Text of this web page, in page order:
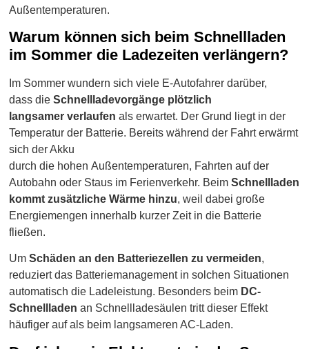
Außentemperaturen.
Warum können sich beim Schnellladen
im Sommer die Ladezeiten verlängern?
Im Sommer wundern sich viele E-Autofahrer darüber,
dass dieSchnellladevorgänge plötzlich
langsamer verlaufen als erwartet. Der Grund liegt in der
Temperatur der Batterie. Bereits während der Fahrt erwärmt
sich der Akku
durch die hohen Außentemperaturen, Fahrten auf der
Autobahn oder Staus im Ferienverkehr. BeimSchnellladen
kommt zusätzliche Wärme hinzu, weil dabei große
Energiemengen innerhalb kurzer Zeit in die Batterie
fließen.
UmSchäden an den Batteriezellen zu vermeiden,
reduziert das Batteriemanagement in solchen Situationen
automatisch die Ladeleistung. Besonders beim DC-
Schnellladen an Schnellladesäulen tritt dieser Effekt
häufiger auf als beim langsameren AC-Laden.